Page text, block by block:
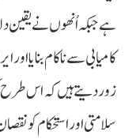
ہے جبکہ اُنھوں نے یقین
کامیابی سے ناکام بنایا
زور دیتے ہیں کہ اس طرح
سلامتی اور استحکام کو